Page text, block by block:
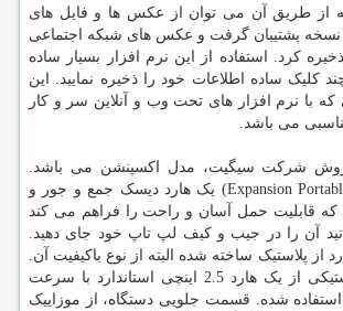
از طریق آن می توان از عکس ها و فایل های
پشتیبان گرفت و عکس های شبکه اجتماعی
کرد. استفاده از این نرم افزار بسیار ساده
کلیک ساده اطلاعات خود را ذخیره نمایید. این
که با نرم افزار های تحت وب و آنلاین سر و کار
می باشد.
شرکت سیگیت، مدل اکسپنشن می باشد.
اکسپنشن پرتابل (Expansion Portable) یک هارد دیسک جمع و جور و
قابلیت حمل آسان و راحت را فراهم می کند
آن را در جیب و کیف لپ تاپ خود جای دهید.
از پلاستیک ساخته شده البته از نوع باکیفیت آن.
درون این قاب پلاستیکی از یک هارد 2.5 اینچی استاندارد با سرعت
استفاده شده. قسمت جلویی دستگاه، از موزاییک